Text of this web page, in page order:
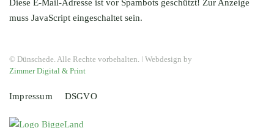
Diese E-Mail-Adresse ist vor Spambots geschützt! Zur Anzeige
muss JavaScript eingeschaltet sein.
© Dünschede. Alle Rechte vorbehalten. ǀ Webdesign by
Zimmer Digital & Print
Impressum DSGVO